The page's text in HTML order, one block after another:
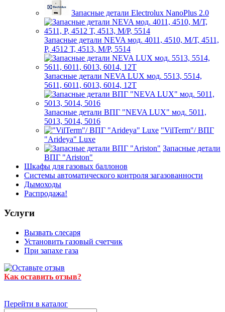
Запасные детали Electrolux NanoPlus 2.0
Запасные детали NEVA мод. 4011, 4510, М/Т, 4511,
P, 4512 Т, 4513, М/Р, 5514
Запасные детали NEVA LUX мод. 5513, 5514,
5611, 6011, 6013, 6014, 12Т
Запасные детали ВПГ "NEVA LUX" мод. 5011,
5013, 5014, 5016
"VilTerm"/ ВПГ
"Arideya" Luxe
Запасные детали
ВПГ "Ariston"
Шкафы для газовых баллонов
Системы автоматического контроля загазованности
Дымоходы
Распродажа!
Услуги
Вызвать слесаря
Установить газовый счетчик
При запахе газа
Как оставить отзыв?
Перейти в каталог